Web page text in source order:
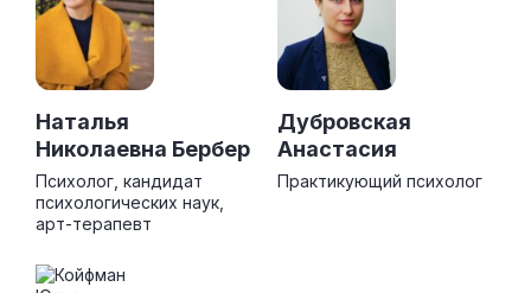
Наталья
Николаевна Бербер
Психолог, кандидат
психологических наук,
арт-терапевт
Дубровская
Анастасия
Практикующий психолог